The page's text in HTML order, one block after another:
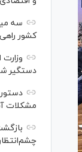
کشور
دستگیر
دستور
مشکلات